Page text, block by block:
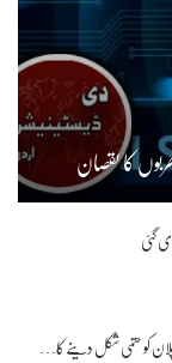
کا نقصان
گئی
کو حتمی شکل دینے کا…